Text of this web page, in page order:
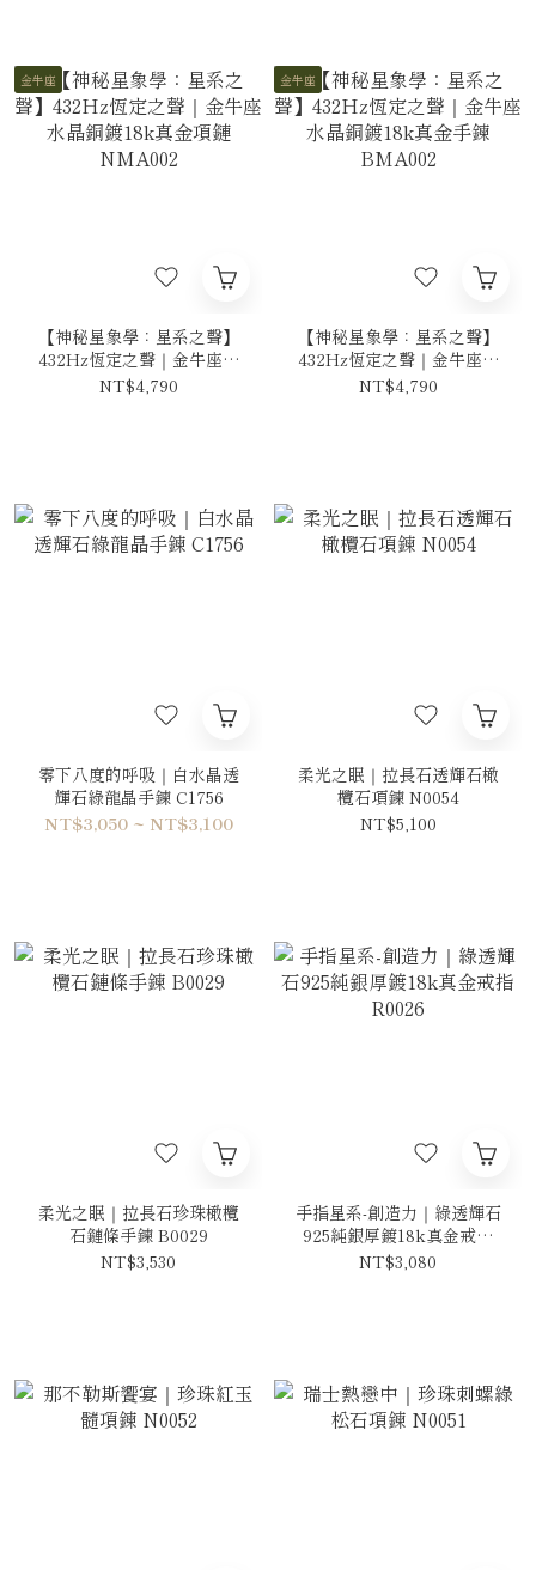
金牛座
【神秘星象學：星系之聲】
432Hz恆定之聲｜金牛座水
晶銅鍍18k真金項鏈
NT$4,790
金牛座
【神秘星象學：星系之聲】
432Hz恆定之聲｜金牛座水
晶銅鍍18k真金手鍊
NT$4,790
零下八度的呼吸｜白水晶透
輝石綠龍晶手鍊 C1756
NT$3,050 ~ NT$3,100
柔光之眠｜拉長石透輝石橄
欖石項鍊 N0054
NT$5,100
柔光之眠｜拉長石珍珠橄欖
石鏈條手鍊 B0029
NT$3,530
手指星系-創造力｜綠透輝石
925純銀厚鍍18k真金戒指
R0026
NT$3,080